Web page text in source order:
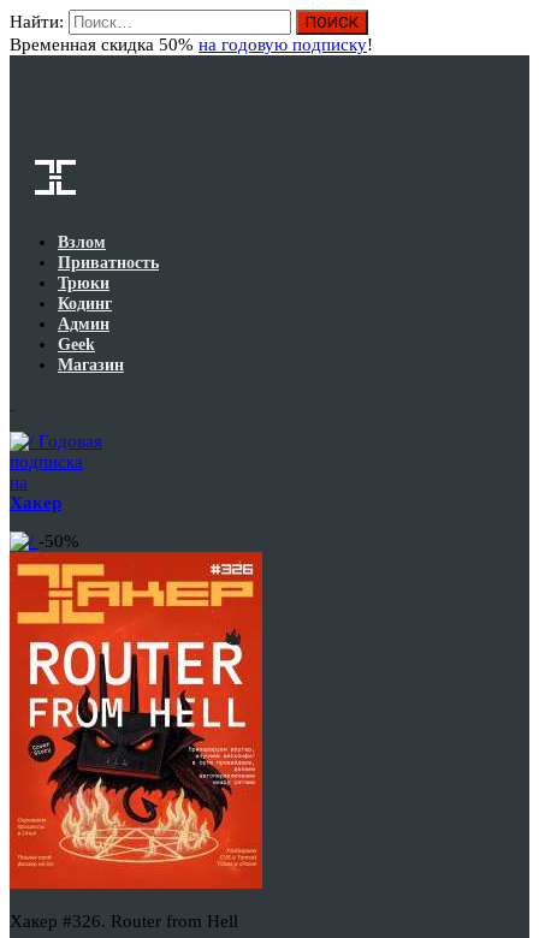
Найти:
Временная скидка 50% на годовую подписку!
Взлом
Приватность
Трюки
Кодинг
Админ
Geek
Магазин
Годовая
подписка
на
Хакер
-50%
Хакер #326. Router from Hell